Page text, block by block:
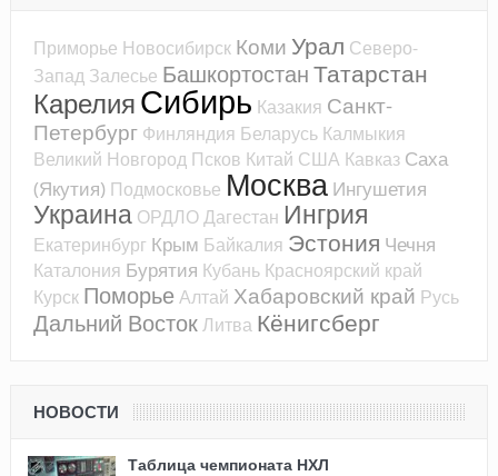
Приморье Новосибирск Коми Урал Северо-
Запад Залесье БашкортостанТатарстан
КарелияСибирь Казакия Санкт-
Петербург Финляндия Беларусь Калмыкия
Великий Новгород Псков Китай США Кавказ Саха
(Якутия) Подмосковье Москва Ингушетия
Украина ОРДЛОДагестан Ингрия
Екатеринбург Крым Байкалия Эстония Чечня
Каталония Бурятия Кубань Красноярский край
Курск ПоморьеАлтай Хабаровский край Русь
Дальний ВостокЛитва Кёнигсберг
НОВОСТИ
Таблица чемпионата НХЛ